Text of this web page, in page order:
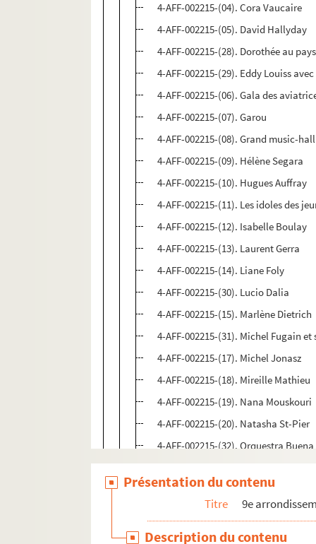
4-AFF-002215-(04). Cora Vaucaire
4-AFF-002215-(05). David Hallyday
4-AFF-002215-(28). Dorothée au
4-AFF-002215-(29). Eddy Louiss
4-AFF-002215-(06). Gala des
4-AFF-002215-(07). Garou
4-AFF-002215-(08). Grand music-
4-AFF-002215-(09). Hélène Segara
4-AFF-002215-(10). Hugues Auffray
4-AFF-002215-(11). Les idoles des
4-AFF-002215-(12). Isabelle Boulay
4-AFF-002215-(13). Laurent Gerra
4-AFF-002215-(14). Liane Foly
4-AFF-002215-(30). Lucio Dalia
4-AFF-002215-(15). Marlène Dietrich
4-AFF-002215-(31). Michel Fugain
4-AFF-002215-(17). Michel Jonasz
4-AFF-002215-(18). Mireille Mathieu
4-AFF-002215-(19). Nana Mouskouri
4-AFF-002215-(20). Natasha St-Pier
4-AFF-002215-(32). Orquestra
4-AFF-002215-(21). Roch Voisine
4-AFF-002215-(33). Salif Keita
4-AFF-002215-(22). Serge Lama
4-AFF-002215-(23). Sylvie Vartan
Présentation du contenu
Titre 9e
Description du contenu